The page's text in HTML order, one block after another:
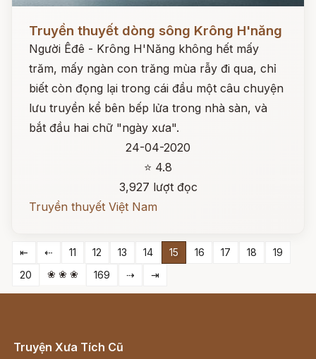
Đọc ngay
Truyền thuyết dòng sông Krông H'năng
Người Êđê - Krông H'Năng không hết mấy
trăm, mấy ngàn con trăng mùa rẫy đi qua, chỉ
biết còn đọng lại trong cái đầu một câu chuyện
lưu truyền kể bên bếp lửa trong nhà sàn, và
bắt đầu hai chữ "ngày xưa".
24-04-2020
⭐ 4.8
3,927 lượt đọc
Truyền thuyết Việt Nam
⇤ ⇠ 11 12 13 14 15 16 17 18
19
20
❀ ❀ ❀ 169 ⇢ ⇥
Truyện Xưa Tích Cũ